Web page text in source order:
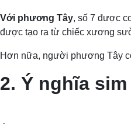
Với phương Tây, số 7 được
được tạo ra từ chiếc xương
Hơn nữa, người phương Tây
2. Ý nghĩa